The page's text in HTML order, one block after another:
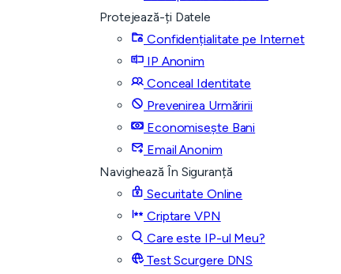
Protejează-ți Datele
Confidențialitate pe Internet
IP Anonim
Conceal Identitate
Prevenirea Urmăririi
Economisește Bani
Email Anonim
Navighează În Siguranță
Securitate Online
Criptare VPN
Care este IP-ul Meu?
Test Scurgere DNS